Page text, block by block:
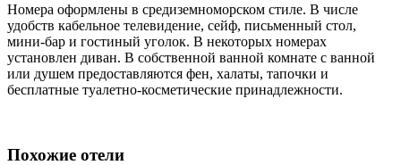
Номера оформлены в средиземноморском стиле. В числе
удобств кабельное телевидение, сейф, письменный стол,
мини-бар и гостиный уголок. В некоторых номерах
установлен диван. В собственной ванной комнате с ванной
или душем предоставляются фен, халаты, тапочки и
бесплатные туалетно-косметические принадлежности.
Похожие отели